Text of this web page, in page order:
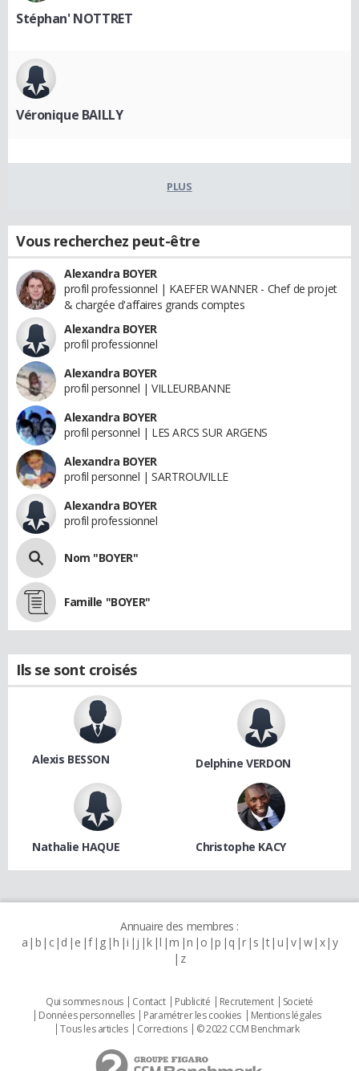
Stéphan' NOTTRET
Véronique BAILLY
PLUS
Vous recherchez peut-être
Alexandra BOYER
profil professionnel | KAEFER WANNER - Chef de projet
& chargée d'affaires grands comptes
Alexandra BOYER
profil professionnel
Alexandra BOYER
profil personnel | VILLEURBANNE
Alexandra BOYER
profil personnel | LES ARCS SUR ARGENS
Alexandra BOYER
profil personnel | SARTROUVILLE
Alexandra BOYER
profil professionnel
Nom "BOYER"
Famille "BOYER"
Ils se sont croisés
Alexis BESSON Delphine VERDON
Nathalie HAQUE Christophe KACY
Annuaire des membres :
a b c d e f g h i j k l m n o p q r s t u v w x y
z
Qui sommes nous Contact Publicité Recrutement
Societé
Données personnelles
Paramétrer les cookies
Mentions légales
Tous les articles
Corrections © 2022 CCM Benchmark